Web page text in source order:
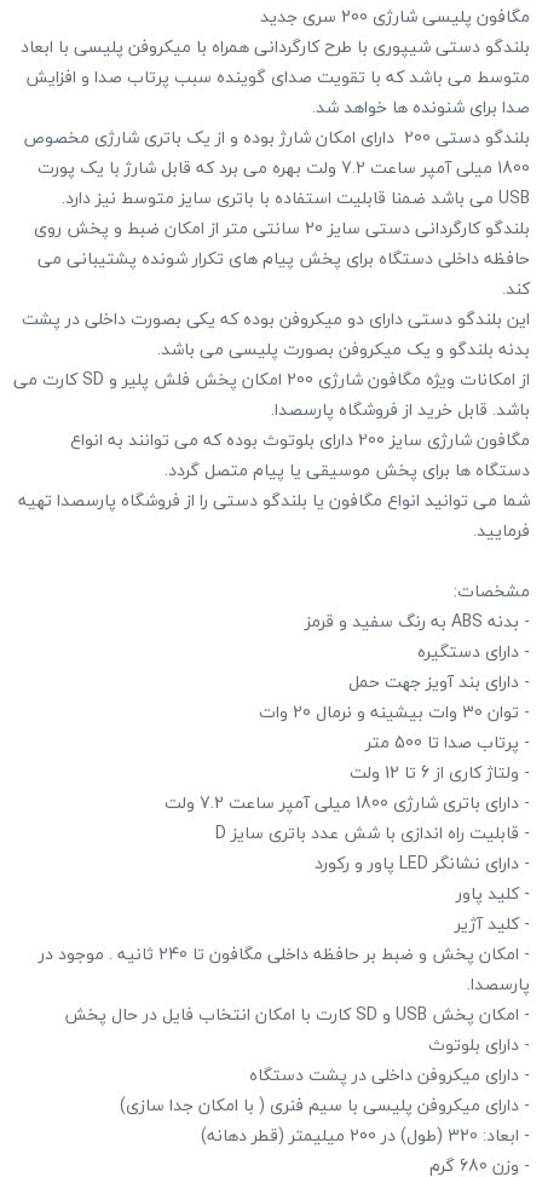
مگافون پلیسی شارژی 200 سری جدید
بلندگو دستی شیپوری با طرح کارگردانی همراه با میکروفن پلیسی با ابعاد
متوسط می باشد که با تقویت صدای گوینده سبب پرتاب صدا و افزایش
صدا برای شنونده ها خواهد شد.
بلندگو دستی 200 دارای امکان شارژ بوده و از یک باتری شارژی مخصوص
1800 میلی آمپر ساعت 7.2 ولت بهره می برد که قابل شارژ با یک پورت
USB می باشد ضمنا قابلیت استفاده با باتری سایز متوسط نیز دارد.
بلندگو کارگردانی دستی سایز 20 سانتی متر از امکان ضبط و پخش روی
حافظه داخلی دستگاه برای پخش پیام های تکرار شونده پشتیبانی می
کند.
این بلندگو دستی دارای دو میکروفن بوده که یکی بصورت داخلی در پشت
بدنه بلندگو و یک میکروفن بصورت پلیسی می باشد.
از امکانات ویژه مگافون شارژی 200 امکان پخش فلش پلیر و SD کارت می
باشد. قابل خرید از فروشگاه پارسصدا.
مگافون شارژی سایز 200 دارای بلوتوث بوده که می توانند به انواع
دستگاه ها برای پخش موسیقی یا پیام متصل گردد.
شما می توانید انواع مگافون یا بلندگو دستی را از فروشگاه پارسصدا تهیه
فرمایید.
مشخصات:
- بدنه ABS به رنگ سفید و قرمز
- دارای دستگیره
- دارای بند آویز جهت حمل
- توان 30 وات بیشینه و نرمال 20 وات
- پرتاب صدا تا 500 متر
- ولتاژ کاری از 6 تا 12 ولت
- دارای باتری شارژی 1800 میلی آمپر ساعت 7.2 ولت
- قابلیت راه اندازی با شش عدد باتری سایز D
- دارای نشانگر LED پاور و رکورد
- کلید پاور
- کلید آژیر
- امکان پخش و ضبط بر حافظه داخلی مگافون تا 240 ثانیه . موجود در
پارسصدا.
- امکان پخش USB و SD کارت با امکان انتخاب فایل در حال پخش
- دارای بلوتوث
- دارای میکروفن داخلی در پشت دستگاه
- دارای میکروفن پلیسی با سیم فنری ( با امکان جدا سازی)
- ابعاد: 320 (طول) در 200 میلیمتر (قطر دهانه)
- وزن 680 گرم